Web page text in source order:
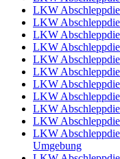
LKW
LKW
LKW
LKW
LKW
LKW
LKW
LKW
LKW
LKW
LKW
Umgebung